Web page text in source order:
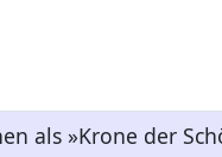
als »Krone der